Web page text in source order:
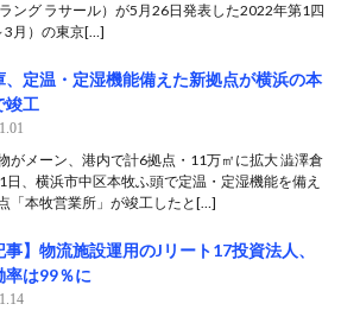
ング ラサール）が5月26日発表した2022年第1四
3月）の東京[…]
、定温・定湿機能備えた新拠点が横浜の本
竣工
がメーン、港内で計6拠点・11万㎡に拡大 澁澤倉
日、横浜市中区本牧ふ頭で定温・定湿機能を備え
「本牧営業所」が竣工したと[…]
事】物流施設運用のJリート17投資法人、
率は99％に